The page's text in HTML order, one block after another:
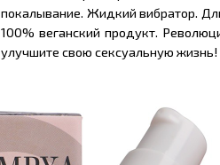
покалывание. Жидкий вибратор.
100% веганский продукт.
улучшите свою сексуальную жизнь!